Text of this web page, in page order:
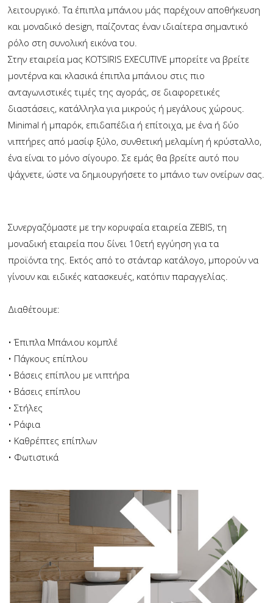
λειτουργικό. Τα έπιπλα μπάνιου μάς παρέχουν αποθήκευση
και μοναδικό design, παίζοντας έναν ιδιαίτερα σημαντικό
ρόλο στη συνολική εικόνα του.
Στην εταιρεία μας KOTSIRIS EXECUTIVE μπορείτε να βρείτε
μοντέρνα και κλασικά έπιπλα μπάνιου στις πιο
ανταγωνιστικές τιμές της αγοράς, σε διαφορετικές
διαστάσεις, κατάλληλα για μικρούς ή μεγάλους χώρους.
Minimal ή μπαρόκ, επιδαπέδια ή επίτοιχα, με ένα ή δύο
νιπτήρες από μασίφ ξύλο, συνθετική μελαμίνη ή κρύσταλλο,
ένα είναι το μόνο σίγουρο. Σε εμάς θα βρείτε αυτό που
ψάχνετε, ώστε να δημιουργήσετε το μπάνιο των ονείρων σας.
Συνεργαζόμαστε με την κορυφαία εταιρεία ZEBIS, τη
μοναδική εταιρεία που δίνει 10ετή εγγύηση για τα
προϊόντα της. Εκτός από το στάνταρ κατάλογο, μπορούν να
γίνουν και ειδικές κατασκευές, κατόπιν παραγγελίας.
Διαθέτουμε:
• Έπιπλα Μπάνιου κομπλέ
• Πάγκους επίπλου
• Βάσεις επίπλου με νιπτήρα
• Βάσεις επίπλου
• Στήλες
• Ράφια
• Καθρέπτες επίπλων
• Φωτιστικά